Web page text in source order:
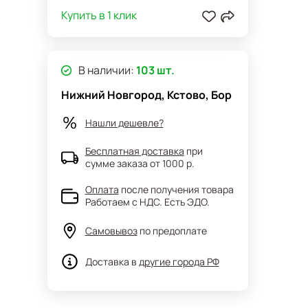
Купить в 1 клик
В наличии: 103 шт.
Нижний Новгород, Кстово, Бор
Нашли дешевле?
Бесплатная доставка при
сумме заказа от 1000 р.
Оплата после получения товара
Работаем с НДС. Есть ЭДО.
Самовывоз по предоплате
Доставка в другие города РФ